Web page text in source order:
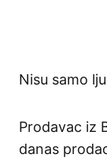
Nisu samo
Prodavac iz
danas